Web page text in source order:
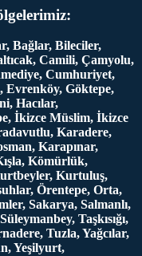
Bağlar, Bileciler,
Camili, Çamyolu,
Cumhuriyet,
Evrenköy, Göktepe,
Hacılar,
İkizce Müslim, İkizce
Karadere,
Karapınar,
Kömürlük,
Kurtuluş,
Örentepe, Orta,
Sakarya, Salmanlı,
Taşkısığı,
Tuzla, Yağcılar,
Yeşilyurt,